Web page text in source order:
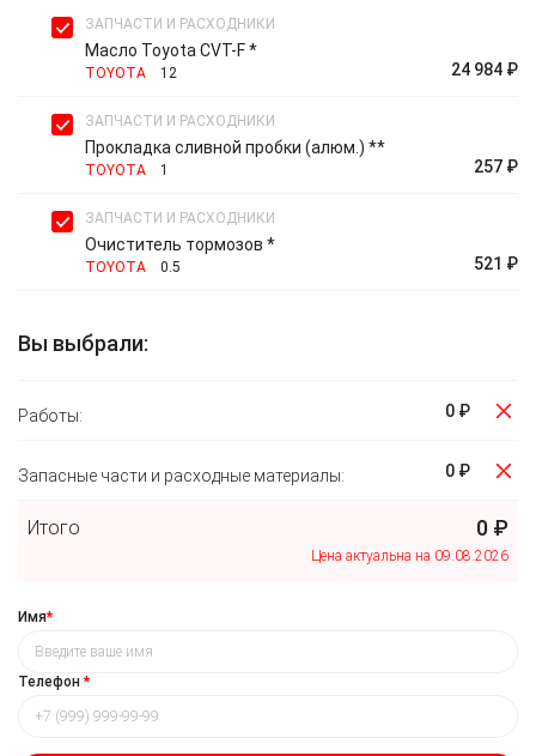
ЗАПЧАСТИ И РАСХОДНИКИ
Масло Toyota CVT-F *
TOYOTA 12 24 984 ₽
ЗАПЧАСТИ И РАСХОДНИКИ
Прокладка сливной пробки (алюм.) **
TOYOTA 1 257 ₽
ЗАПЧАСТИ И РАСХОДНИКИ
Очиститель тормозов *
TOYOTA 0.5 521 ₽
Вы выбрали:
Работы: 0 ₽
Запасные части и расходные материалы: 0 ₽
Итого 0 ₽
Цена актуальна на 09.08.2026
Имя*
Телефон*